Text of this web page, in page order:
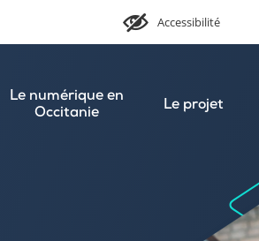
Accessibilité
Le numérique en
Occitanie
Le projet